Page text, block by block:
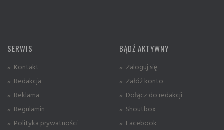
SERWIS
» Kontakt
» Redakcja
» Reklama
» Regulamin
» Polityka prywatności
BĄDŹ AKTYWNY
» Zaloguj się
» Załóż konto
» Dołącz do redakcji
» Shoutbox
» Facebook